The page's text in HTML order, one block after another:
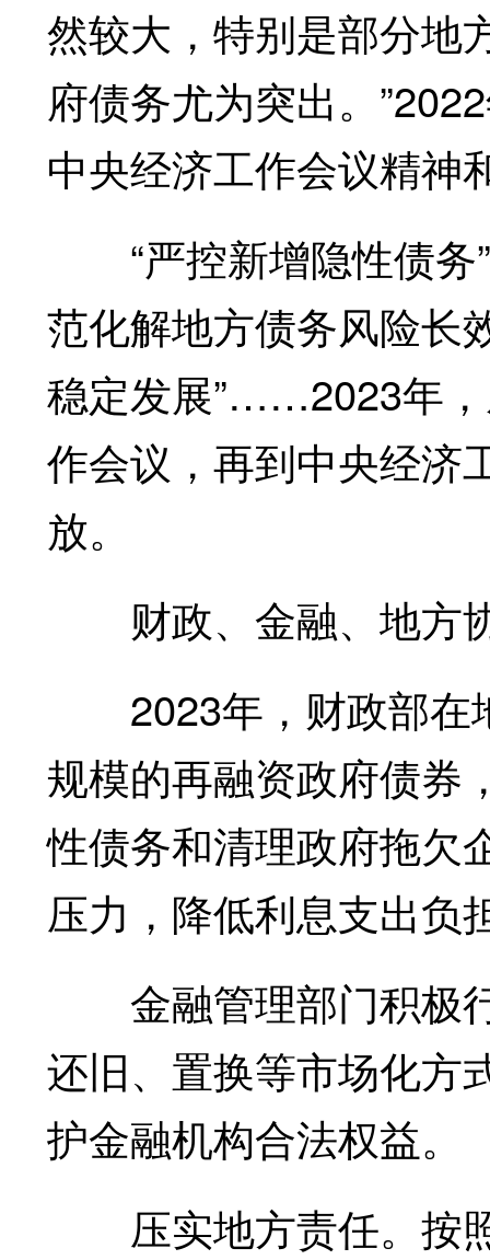
然较大，特别是部分地
府债务尤为突出。
中央经济工作会议精神
“严控新增隐性债务
范化解地方债务风险长
稳定发展”……2023年
作会议，再到中央经济
放。
财政、金融、地方
2023年，财政部在
规模的再融资政府债券
性债务和清理政府拖欠
压力，降低利息支出负
金融管理部门积极
还旧、置换等市场化方
护金融机构合法权益。
压实地方责任。按照